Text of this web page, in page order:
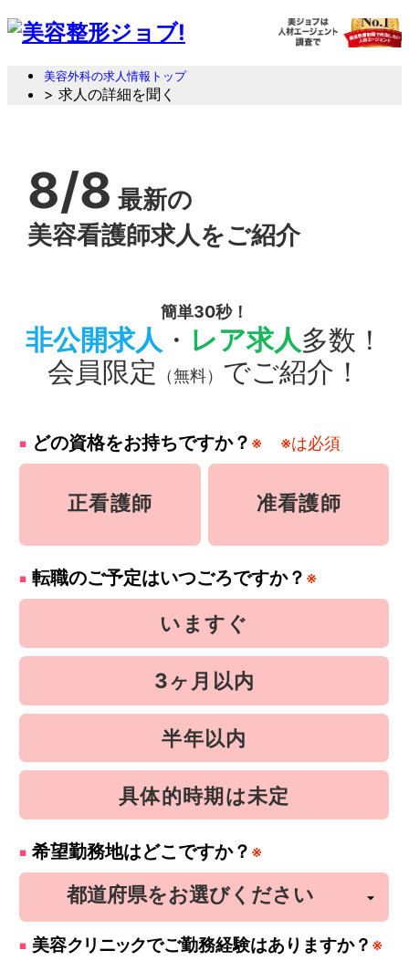
美容外科の求人情報トップ
> 求人の詳細を聞く
8/8 最新の
美容看護師求人をご紹介
簡単30秒！
非公開求人 ・ レア求人多数！
会員限定
（無料） でご紹介！
どの資格をお持ちですか？ ※ ※は必須
正看護師 准看護師
転職のご予定はいつごろですか？ ※
いますぐ
3ヶ月以内
半年以内
具体的時期は未定
希望勤務地はどこですか？ ※
美容クリニックでご勤務経験はありますか？ ※